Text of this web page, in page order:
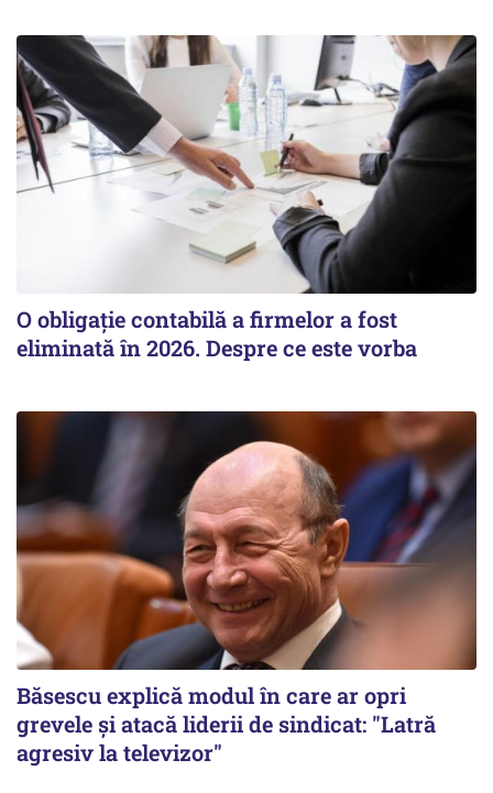
O obligație contabilă a firmelor a fost
eliminată în 2026. Despre ce este vorba
Băsescu explică modul în care ar opri
grevele și atacă liderii de sindicat: "Latră
agresiv la televizor"